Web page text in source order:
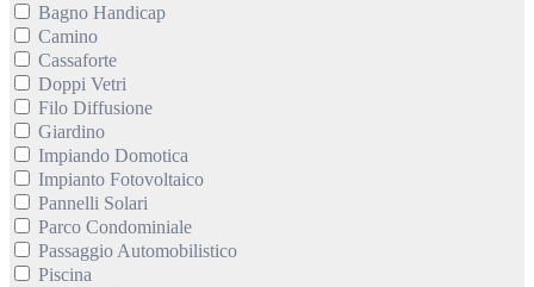
Bagno Handicap
Camino
Cassaforte
Doppi Vetri
Filo Diffusione
Giardino
Impiando Domotica
Impianto Fotovoltaico
Pannelli Solari
Parco Condominiale
Passaggio Automobilistico
Piscina